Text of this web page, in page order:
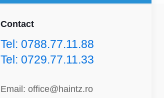
Contact
Tel: 0788.77.11.88
Tel: 0729.77.11.33
Email: office@haintz.ro